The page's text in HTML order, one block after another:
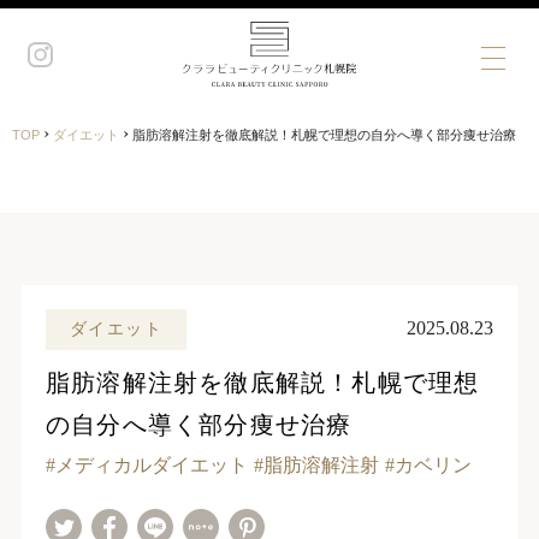
TOP › ダイエット › 脂肪溶解注射を徹底解説！札幌で理想の自分へ導く部分痩せ治療
ダイエット 2025.08.23
脂肪溶解注射を徹底解説！札幌で理想
の自分へ導く部分痩せ治療
メディカルダイエット 脂肪溶解注射 カベリン